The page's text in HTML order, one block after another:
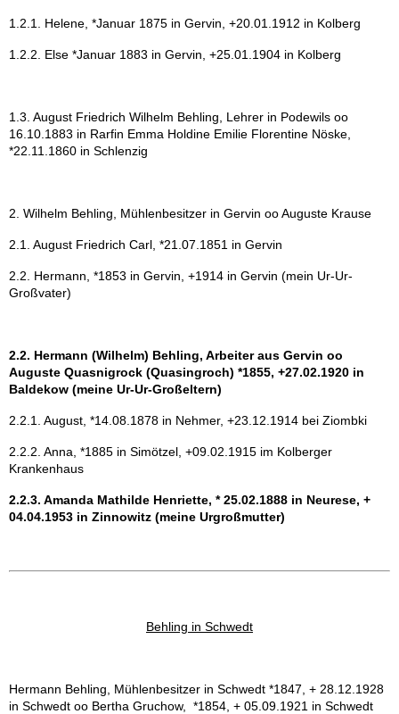
Peicherwitz - Kreis Neumarkt
1939-1955 für Pommern
Altpreussische Zeitung
Bauernlisten 17. Jh
Gästebuch
1.2.1. Helene, *Januar 1875 in Gervin, +20.01.1912 in Kolberg
1.2.2. Else *Januar 1883 in Gervin, +25.01.1904 in Kolberg
1.3. August Friedrich Wilhelm Behling, Lehrer in Podewils oo
16.10.1883 in Rarfin Emma Holdine Emilie Florentine Nöske,
*22.11.1860 in Schlenzig
2. Wilhelm Behling, Mühlenbesitzer in Gervin oo Auguste Krause
2.1. August Friedrich Carl, *21.07.1851 in Gervin
2.2. Hermann, *1853 in Gervin, +1914 in Gervin (mein Ur-Ur-
Großvater)
2.2. Hermann (Wilhelm) Behling, Arbeiter aus Gervin oo
Auguste Quasnigrock (Quasingroch) *1855, +27.02.1920 in
Baldekow (meine Ur-Ur-Großeltern)
2.2.1. August, *14.08.1878 in Nehmer, +23.12.1914 bei Ziombki
2.2.2. Anna, *1885 in Simötzel, +09.02.1915 im Kolberger
Krankenhaus
2.2.3. Amanda Mathilde Henriette, * 25.02.1888 in Neurese, +
04.04.1953 in Zinnowitz (meine Urgroßmutter)
Behling in Schwedt
Hermann Behling, Mühlenbesitzer in Schwedt *1847, + 28.12.1928
in Schwedt oo Bertha Gruchow, *1854, + 05.09.1921 in Schwedt